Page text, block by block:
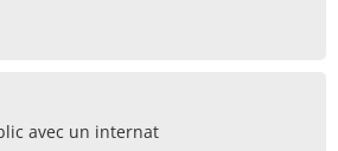
avec un internat